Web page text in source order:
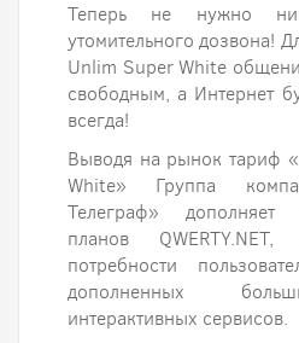
Теперь не нужно
утомительного дозвона!
Unlim Super White
свободным, а Интернет
всегда!
Выводя на рынок тариф
White» Группа
Телеграф»
планов
потребности
дополненных
интерактивных сервисов.